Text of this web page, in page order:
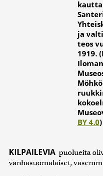
ja
teos
1919.
BY 4.0)
KILPAILEVIA puolueita
vanhasuomalaiset,